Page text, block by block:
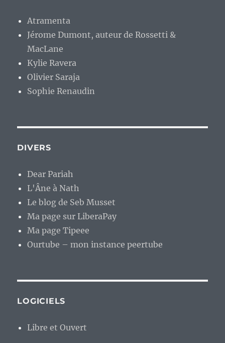
Atramenta
Jérome Dumont, auteur de Rossetti &
MacLane
Kylie Ravera
Olivier Saraja
Sophie Renaudin
DIVERS
Dear Pariah
L'Âne à Nath
Le blog de Seb Musset
Ma page sur LiberaPay
Ma page Tipeee
Ourtube – mon instance peertube
LOGICIELS
Libre et Ouvert